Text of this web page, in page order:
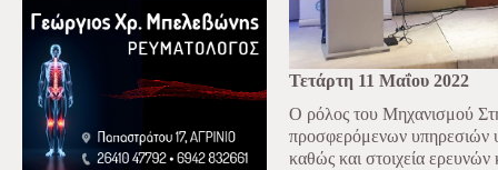
Τετάρτη 11 Μαΐου 2022
Ο ρόλος του Μηχανισμού
προσφερόμενων υπηρεσιών
καθώς και στοιχεία